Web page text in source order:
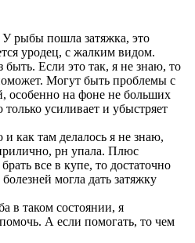
рыбы пошла затяжка, это
уродец, с жалким видом.
Если это так, я не знаю, то
Могут быть проблемы с
особенно на фоне не больших
усиливает и убыстряет
как там делалось я не знаю,
рн упала. Плюс
все в купе, то достаточно
могла дать затяжку
в таком состоянии, я
А если помогать, то чем